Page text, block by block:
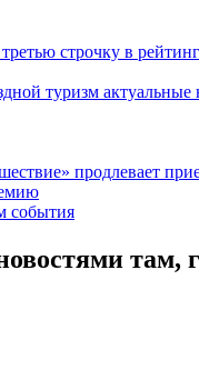
строчку в
туризм актуальные
продлевает
события
там,